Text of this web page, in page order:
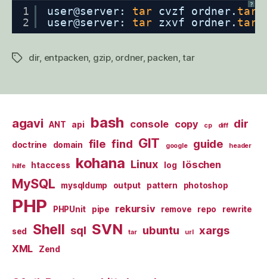
?
1
2
user@server: tar cvzf ordner. tar
user@server: tar zxvf ordner. tar
Schlagwörter
dir, entpacken gzip, ordner, packen ,tar
agavi ANT api bash console copy cp diff dir
doctrine domain file find GIT google guide header
hilfe htaccess kohana Linux log löschen
MySQL mysqldump output pattern photoshop
PHP PHPUnit pipe rekursiv remove repo rewrite
sed Shell sql SVN tar ubuntu url xargs
XML Zend